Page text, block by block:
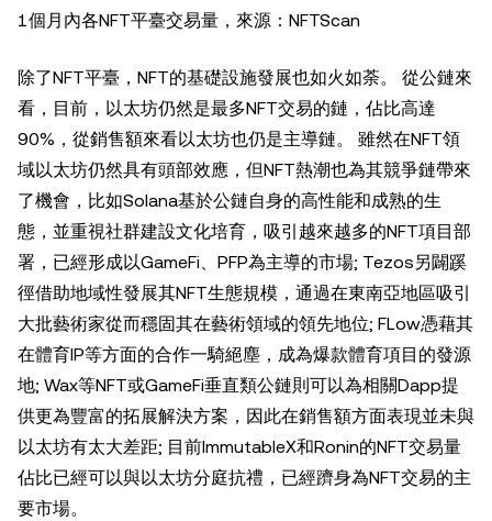
1個月內各NFT平臺交易量，來源：NFTScan
除了NFT平臺，NFT的基礎設施發展也如火如荼。 從公鏈來
看，目前，以太坊仍然是最多NFT交易的鏈，佔比高達
90%，從銷售額來看以太坊也仍是主導鏈。 雖然在NFT領
域以太坊仍然具有頭部效應，但NFT熱潮也為其競爭鏈帶來
了機會，比如Solana基於公鏈自身的高性能和成熟的生
態，並重視社群建設文化培育，吸引越來越多的NFT項目部
署，已經形成以GameFi、PFP為主導的市場; Tezos另闢蹊
徑借助地域性發展其NFT生態規模，通過在東南亞地區吸引
大批藝術家從而穩固其在藝術領域的領先地位; FLow憑藉其
在體育IP等方面的合作一騎絕塵，成為爆款體育項目的發源
地; Wax等NFT或GameFi垂直類公鏈則可以為相關Dapp提
供更為豐富的拓展解決方案，因此在銷售額方面表現並未與
以太坊有太大差距; 目前ImmutableX和Ronin的NFT交易量
佔比已經可以與以太坊分庭抗禮，已經躋身為NFT交易的主
要市場。